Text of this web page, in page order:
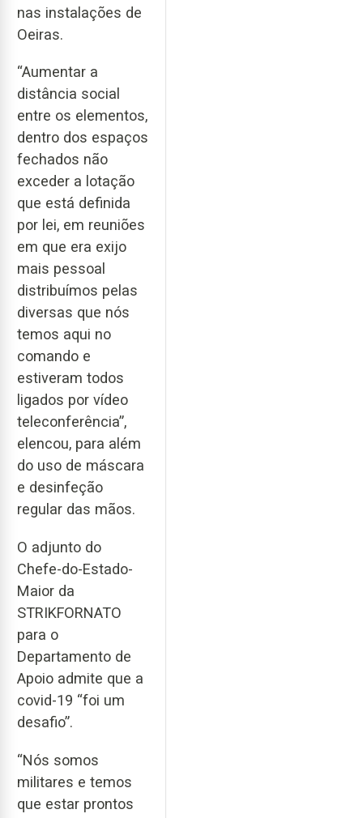
nas instalações de
Oeiras.
“Aumentar a
distância social
entre os elementos,
dentro dos espaços
fechados não
exceder a lotação
que está definida
por lei, em reuniões
em que era exijo
mais pessoal
distribuímos pelas
diversas que nós
temos aqui no
comando e
estiveram todos
ligados por vídeo
teleconferência”,
elencou, para além
do uso de máscara
e desinfeção
regular das mãos.
O adjunto do
Chefe-do-Estado-
Maior da
STRIKFORNATO
para o
Departamento de
Apoio admite que a
covid-19 “foi um
desafio”.
“Nós somos
militares e temos
que estar prontos